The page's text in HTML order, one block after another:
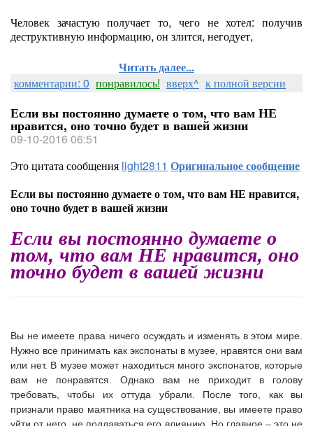
Человек зачастую получает то, чего не хотел: получив
деструктивную информацию, он злится, негодует,
Читать далее...
комментарии: 0 понравилось! вверх^ к полной версии
Если вы постоянно думаете о том, что вам НЕ
нравится, оно точно будет в вашей жизни
09-10-2016 06:51
Это цитата сообщения light2811 Оригинальное сообщение
Если вы постоянно думаете о том, что вам НЕ нравится,
оно точно будет в вашей жизни
Если вы постоянно думаете о
том, что вам НЕ нравится, оно
точно будет в вашей жизни
Вы не имеете права ничего осуждать и изменять в этом мире.
Нужно все принимать как экспонаты в музее, нравятся они вам
или нет. В музее может находиться много экспонатов, которые
вам не понравятся. Однако вам не приходит в голову
требовать, чтобы их оттуда убрали. После того, как вы
признали право маятника на существование, вы имеете право